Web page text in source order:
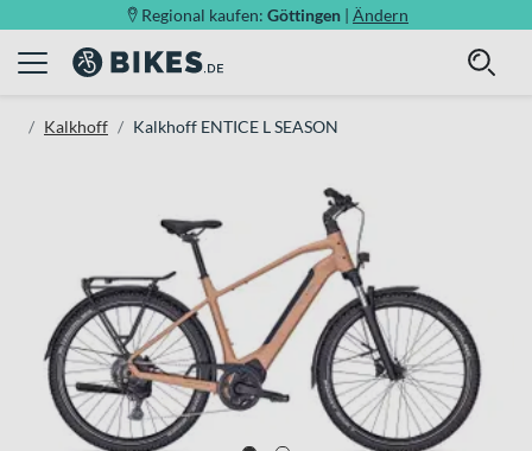
Regional kaufen: Göttingen | Ändern
Kalkhoff Kalkhoff ENTICE L SEASON